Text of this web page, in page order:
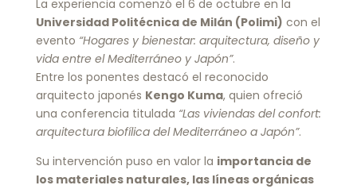
La experiencia comenzó el 6 de octubre en la
Universidad Politécnica de Milán (Polimi) con el
evento “Hogares y bienestar: arquitectura, diseño y
vida entre el Mediterráneo y Japón”.
Entre los ponentes destacó el reconocido
arquitecto japonés Kengo Kuma, quien ofreció
una conferencia titulada “Las viviendas del confort:
arquitectura biofílica del Mediterráneo a Japón”.
Su intervención puso en valor la importancia de
los materiales naturales, las líneas orgánicas